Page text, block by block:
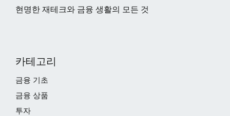
현명한 재테크와 금융 생활의 모든 것
카테고리
금융 기초
금융 상품
투자